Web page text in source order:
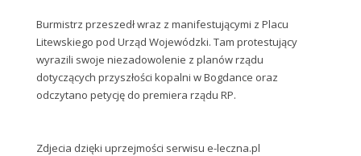
Burmistrz przeszedł wraz z manifestującymi z Placu
Litewskiego pod Urząd Wojewódzki. Tam protestujący
wyrazili swoje niezadowolenie z planów rządu
dotyczących przyszłości kopalni w Bogdance oraz
odczytano petycję do premiera rządu RP.
Zdjecia dzięki uprzejmości serwisu e-leczna.pl